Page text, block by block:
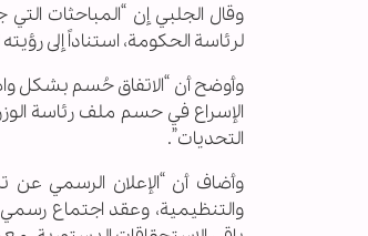
وقال الجلبي إن “المباحثات
لرئاسة الحكومة، استناداً إلى
وأوضح أن “الاتفاق حُسم بشكل
الإسراع في حسم ملف رئاسة
التحديات”.
وأضاف أن “الإعلان الرسمي عن
والتنظيمية، وعقد اجتماع رسمي